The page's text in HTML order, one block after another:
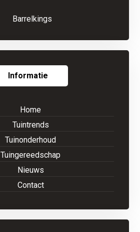
Informatie
Home
Tuintrends
Tuinonderhoud
Tuingereedschap
Nieuws
Contact